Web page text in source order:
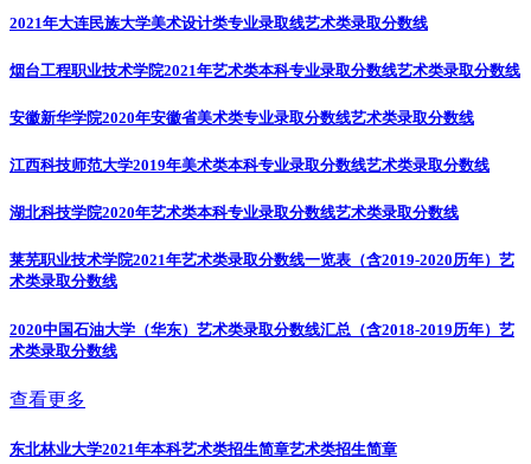
2021年大连民族大学美术设计类专业录取线艺术类录取分数线
烟台工程职业技术学院2021年艺术类本科专业录取分数线艺术类录取分数线
安徽新华学院2020年安徽省美术类专业录取分数线艺术类录取分数线
江西科技师范大学2019年美术类本科专业录取分数线艺术类录取分数线
湖北科技学院2020年艺术类本科专业录取分数线艺术类录取分数线
莱芜职业技术学院2021年艺术类录取分数线一览表（含2019-2020历年） 艺
术类录取分数线
2020中国石油大学（华东）艺术类录取分数线汇总（含2018-2019历年） 艺
术类录取分数线
查看更多
东北林业大学2021年本科艺术类招生简章艺术类招生简章